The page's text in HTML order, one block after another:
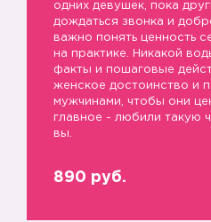
одних девушек, пока
дождаться звонка и
важно понять ценность
на практике. Никакой
факты и пошаговые
женское достоинство и
мужчинами, чтобы они
главное - любили такую
вы.
890 руб.